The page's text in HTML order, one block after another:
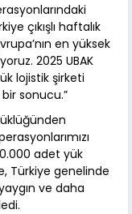
çıkışlı haftalık
en yüksek
2025 UBAK
lojistik şirketi
sonucu.”
adet yük
Türkiye genelinde
ve daha